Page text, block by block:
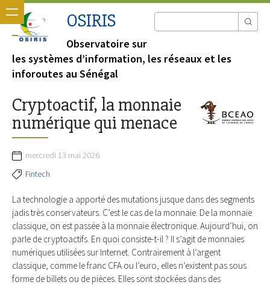
OSIRIS
Observatoire sur
les systèmes d’information, les réseaux et les
inforoutes au Sénégal
Cryptoactif, la monnaie
numérique qui menace
mercredi 13 mai 2026
Fintech
La technologie a apporté des mutations jusque dans des segments
jadis très conservateurs. C’est le cas de la monnaie. De la monnaie
classique, on est passée à la monnaie électronique. Aujourd’hui, on
parle de cryptoactifs. En quoi consiste-t-il ? Il s’agit de monnaies
numériques utilisées sur Internet. Contrairement à l’argent
classique, comme le franc CFA ou l’euro, elles n’existent pas sous
forme de billets ou de pièces. Elles sont stockées dans des